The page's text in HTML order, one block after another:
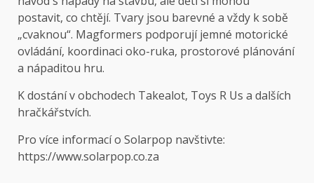
postavit, co chtějí. Tvary jsou barevné a vždy k sobě
„cvaknou“. Magformers podporují jemné motorické
ovládání, koordinaci oko-ruka, prostorové plánování
a nápaditou hru.
K dostání v obchodech Takealot, Toys R Us a dalších
hračkářstvích.
Pro více informací o Solarpop navštivte:
https://www.solarpop.co.za